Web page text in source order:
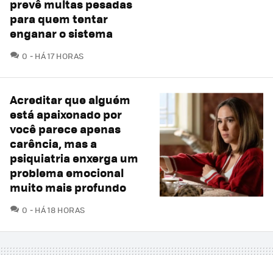
prevê multas pesadas
para quem tentar
enganar o sistema
0 COMENTÁRIOS
HÁ 17 HORAS
Acreditar que alguém
está apaixonado por
você parece apenas
carência, mas a
psiquiatria enxerga um
problema emocional
muito mais profundo
0 COMENTÁRIOS
HÁ 18 HORAS